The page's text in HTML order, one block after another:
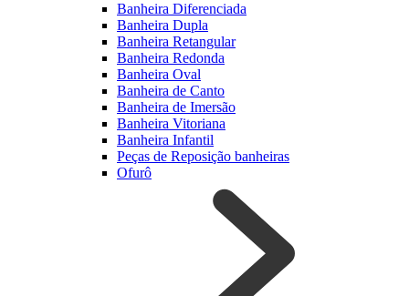
Banheira Diferenciada
Banheira Dupla
Banheira Retangular
Banheira Redonda
Banheira Oval
Banheira de Canto
Banheira de Imersão
Banheira Vitoriana
Banheira Infantil
Peças de Reposição banheiras
Ofurô